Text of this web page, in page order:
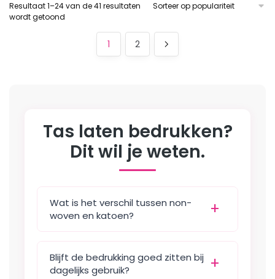
Deze
variaties.
optie
kan
productpagina
Resultaat 1–24 van de 41 resultaten
wordt getoond
1 2
Tas laten bedrukken?
Dit wil je weten.
Wat is het verschil tussen non-
woven en katoen?
Blijft de bedrukking goed zitten bij
dagelijks gebruik?